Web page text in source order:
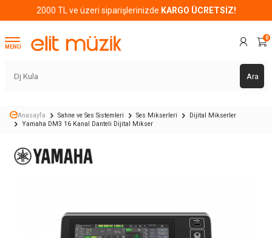
2000 TL ve üzeri siparişlerinizde KARGO ÜCRETSİZ!
MENÜ
Ara
0
Anasayfa Sahne ve Ses Sistemleri Ses Mikserleri
Dijital Mikserler
Yamaha DM3 16 Kanal Danteli Dijital Mikser